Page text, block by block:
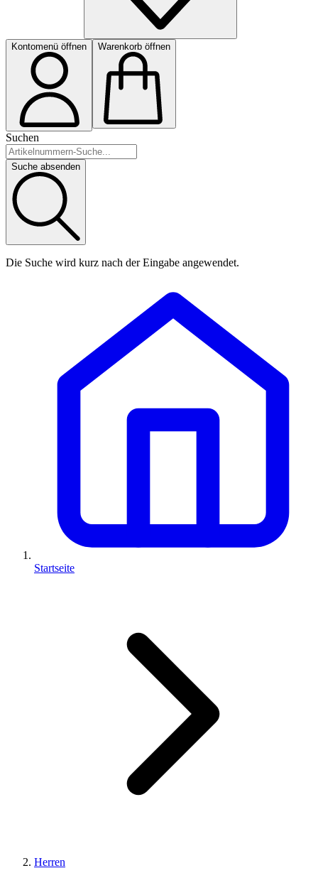
Kontomenü öffnen Warenkorb öffnen
Suchen
Suche absenden
Die Suche wird kurz nach der Eingabe angewendet.
Startseite
Herren